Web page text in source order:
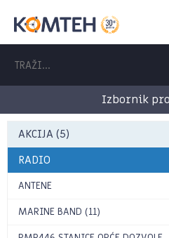
Izbornik
AKCIJA (5)
RADIO
ANTENE
MARINE BAND (11)